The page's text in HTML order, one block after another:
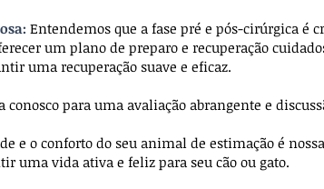
Entendemos que a fase pré e pós-cirúrgica é
um plano de preparo e recuperação
uma recuperação suave e eficaz.
conosco para uma avaliação abrangente e
e o conforto do seu animal de estimação é
uma vida ativa e feliz para seu cão ou gato.